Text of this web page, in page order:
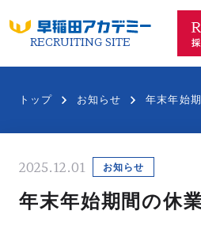
RECRUITING SITE
トップ お知らせ 年末年始
2025.12.01 お知らせ
年末年始期間の休
代表メッセージ
沿革
新規事業